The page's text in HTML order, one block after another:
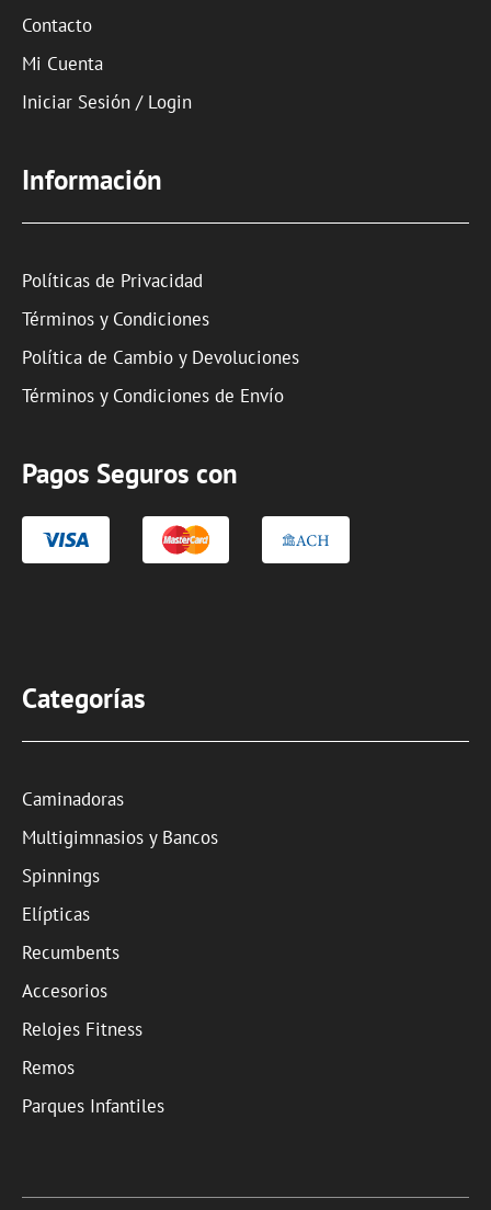
Contacto
Mi Cuenta
Iniciar Sesión / Login
Información
Políticas de Privacidad
Términos y Condiciones
Política de Cambio y Devoluciones
Términos y Condiciones de Envío
Pagos Seguros con
Categorías
Caminadoras
Multigimnasios y Bancos
Spinnings
Elípticas
Recumbents
Accesorios
Relojes Fitness
Remos
Parques Infantiles